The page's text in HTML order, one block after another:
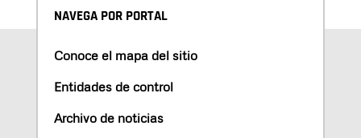
NAVEGA POR PORTAL
Conoce el mapa del sitio
Entidades de control
Archivo de noticias